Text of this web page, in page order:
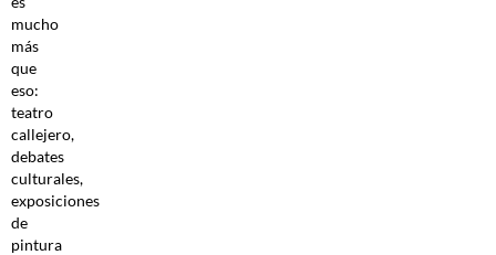
mucho
más
que
eso:
teatro
callejero,
debates
culturales,
exposiciones
de
pintura